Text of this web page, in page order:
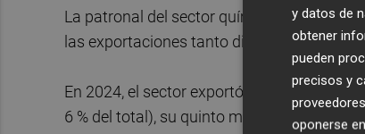
La patronal del sector químico, Feique,
las exportaciones tanto directa como
En 2024, el sector exportó por 59.166
6 % del total), su quinto mercado.
y datos de
obtener
pueden
precisos y
oponerse en